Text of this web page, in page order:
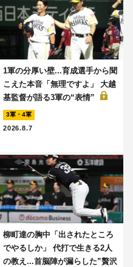
1軍の分厚い壁...育成選手から聞
こえた本音「無理ですよ」 大越
基監督が語る3軍の“表情”
3軍・4軍
2026.8.7
柳町達の胸中「出されたところ
でやるしか」 代打で生きる2人
の教え...首脳陣が漏らした”贅沢